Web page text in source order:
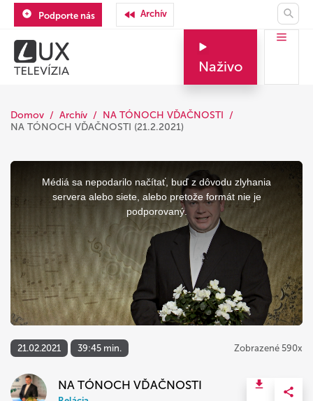
Podporte nás Archív
Naživo
Domov Archív
NA TÓNOCH VĎAČNOSTI
NA TÓNOCH VĎAČNOSTI (21.2.2021)
This
Médiá sa nepodarilo načítať, buď z dôvodu zlyhania
servera alebo siete, alebo pretože formát nie je
podporovaný.
21.02.2021 39:45 min. Zobrazené 590x
NA TÓNOCH VĎAČNOSTI